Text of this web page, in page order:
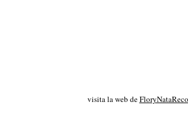
visita la web de